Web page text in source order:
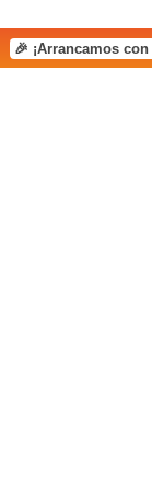
🎉 ¡Arrancamos